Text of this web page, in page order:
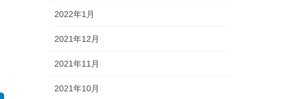
2022年1月
2021年12月
2021年11月
2021年10月